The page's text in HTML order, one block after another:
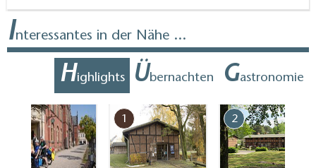
Interessantes in der Nähe ...
Highlights Übernachten Gastronomie
1 2